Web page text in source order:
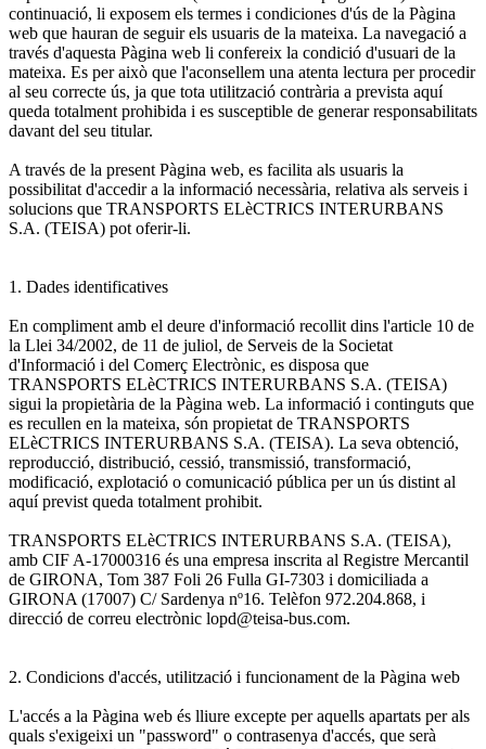
continuació, li exposem els termes i condiciones d'ús de la Pàgina
web que hauran de seguir els usuaris de la mateixa. La navegació a
través d'aquesta Pàgina web li confereix la condició d'usuari de la
mateixa. Es per això que l'aconsellem una atenta lectura per procedir
al seu correcte ús, ja que tota utilització contrària a prevista aquí
queda totalment prohibida i es susceptible de generar responsabilitats
davant del seu titular.
A través de la present Pàgina web, es facilita als usuaris la
possibilitat d'accedir a la informació necessària, relativa als serveis i
solucions que TRANSPORTS ELèCTRICS INTERURBANS
S.A. (TEISA) pot oferir-li.
1. Dades identificatives
En compliment amb el deure d'informació recollit dins l'article 10 de
la Llei 34/2002, de 11 de juliol, de Serveis de la Societat
d'Informació i del Comerç Electrònic, es disposa que
TRANSPORTS ELèCTRICS INTERURBANS S.A. (TEISA)
sigui la propietària de la Pàgina web. La informació i continguts que
es recullen en la mateixa, són propietat de TRANSPORTS
ELèCTRICS INTERURBANS S.A. (TEISA). La seva obtenció,
reproducció, distribució, cessió, transmissió, transformació,
modificació, explotació o comunicació pública per un ús distint al
aquí previst queda totalment prohibit.
TRANSPORTS ELèCTRICS INTERURBANS S.A. (TEISA),
amb CIF A-17000316 és una empresa inscrita al Registre Mercantil
de GIRONA, Tom 387 Foli 26 Fulla GI-7303 i domiciliada a
GIRONA (17007) C/ Sardenya nº16. Telèfon 972.204.868, i
direcció de correu electrònic lopd@teisa-bus.com.
2. Condicions d'accés, utilització i funcionament de la Pàgina web
L'accés a la Pàgina web és lliure excepte per aquells apartats per als
quals s'exigeixi un "password" o contrasenya d'accés, que serà